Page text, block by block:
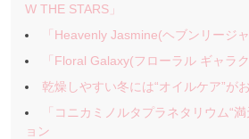
W THE STARS」
「Heavenly Jasmine(ヘブンリージャ
「Floral Galaxy(フローラル ギャラク
乾燥しやすい冬には“オイルケア”が
「コニカミノルタプラネタリウム“
ョン